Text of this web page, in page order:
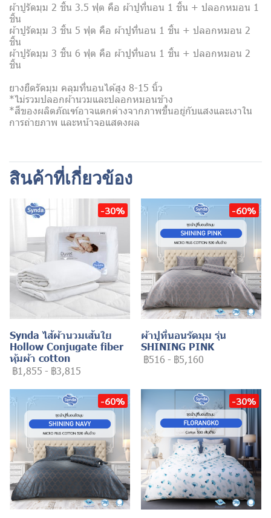
ผ้าปูรัดมุม 2 ชิ้น 3.5 ฟุต คือ ผ้าปูที่นอน 1 ชิ้น + ปลอกหมอน 1
ชิ้น
ผ้าปูรัดมุม 3 ชิ้น 5 ฟุต คือ ผ้าปูที่นอน 1 ชิ้น + ปลอกหมอน 2
ชิ้น
ผ้าปูรัดมุม 3 ชิ้น 6 ฟุต คือ ผ้าปูที่นอน 1 ชิ้น + ปลอกหมอน 2
ชิ้น
ยางยืดรัดมุม คลุมที่นอนได้สูง 8-15 นิ้ว
*ไม่รวมปลอกผ้านวมและปลอกหมอนข้าง
*สีของผลิตภัณฑ์อาจแตกต่างจากภาพขึ้นอยู่กับแสงและเงาใน
การถ่ายภาพ และหน้าจอแสดงผล
สินค้าที่เกี่ยวข้อง
-30%
Synda ไส้ผ้านวมเส้นใย
Hollow Conjugate fiber
หุ้มผ้า cotton
฿1,855 - ฿3,815
-60%
ผ้าปูที่นอนรัดมุม รุ่น
SHINING PINK
฿516 - ฿5,160
-60% -30%